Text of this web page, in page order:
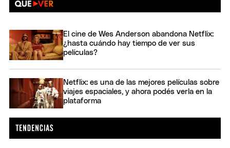
El cine de Wes Anderson abandona Netflix:
¿hasta cuándo hay tiempo de ver sus
películas?
Netflix: es una de las mejores películas sobre
viajes espaciales, y ahora podés verla en la
plataforma